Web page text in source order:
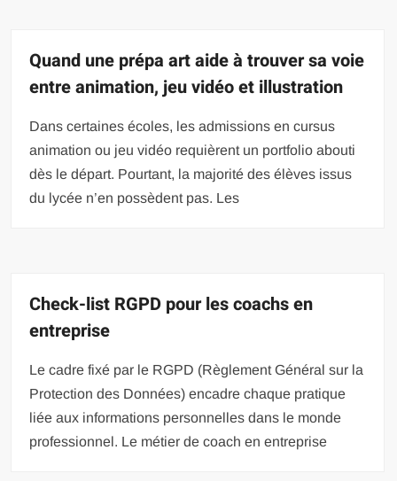
Quand une prépa art aide à trouver sa voie
entre animation, jeu vidéo et illustration
Dans certaines écoles, les admissions en cursus
animation ou jeu vidéo requièrent un portfolio abouti
dès le départ. Pourtant, la majorité des élèves issus
du lycée n’en possèdent pas. Les
Check-list RGPD pour les coachs en
entreprise
Le cadre fixé par le RGPD (Règlement Général sur la
Protection des Données) encadre chaque pratique
liée aux informations personnelles dans le monde
professionnel. Le métier de coach en entreprise